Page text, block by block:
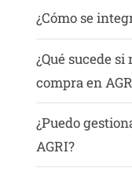
¿Cómo se
¿Qué sucede si
compra en
¿Puedo
AGRI?